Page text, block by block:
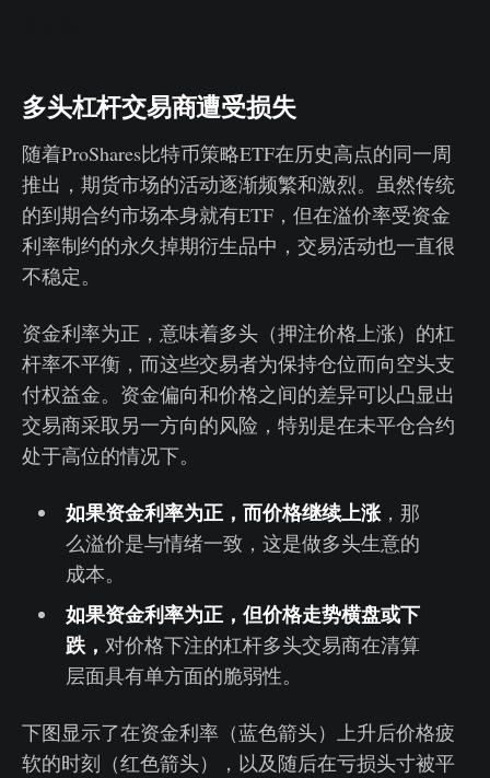
多头杠杆交易商遭受损失
随着ProShares比特币策略ETF在历史高点的同一周
推出，期货市场的活动逐渐频繁和激烈。虽然传统
的到期合约市场本身就有ETF，但在溢价率受资金
利率制约的永久掉期衍生品中，交易活动也一直很
不稳定。
资金利率为正，意味着多头（押注价格上涨）的杠
杆率不平衡，而这些交易者为保持仓位而向空头支
付权益金。资金偏向和价格之间的差异可以凸显出
交易商采取另一方向的风险，特别是在未平仓合约
处于高位的情况下。
如果资金利率为正，而价格继续上涨，那
么溢价是与情绪一致，这是做多头生意的
成本。
如果资金利率为正，但价格走势横盘或下
跌， 对价格下注的杠杆多头交易商在清算
层面具有单方面的脆弱性。
下图显示了在资金利率（蓝色箭头）上升后价格疲
软的时刻（红色箭头），以及随后在亏损头寸被平